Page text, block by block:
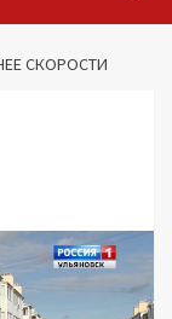
СКОРОСТИ